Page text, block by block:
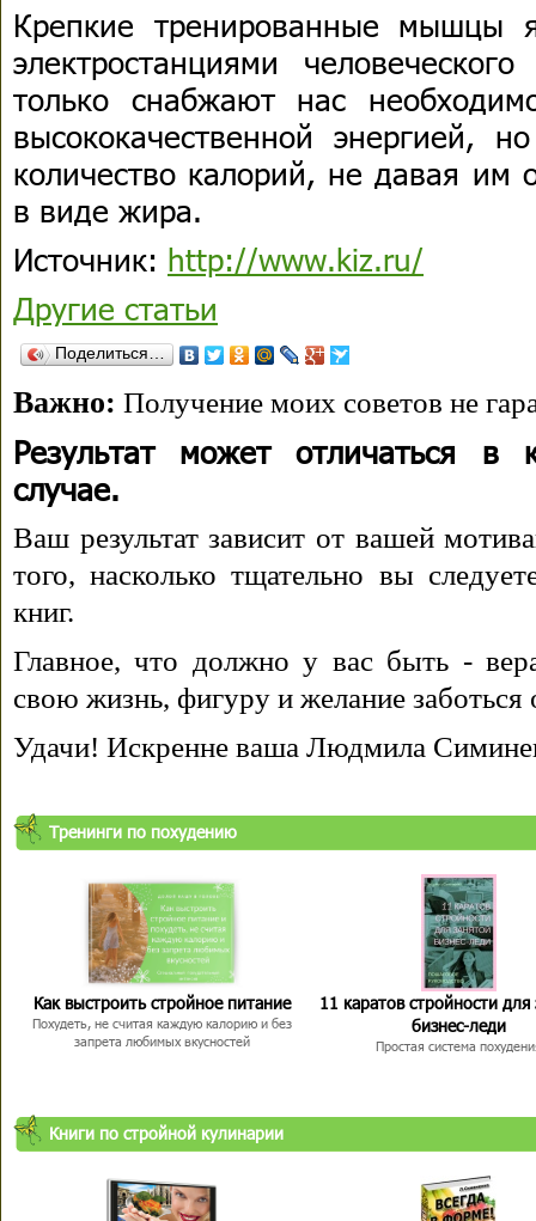
Крепкие тренированные мышцы
электростанциями
только снабжают нас
высококачественной энергией,
количество калорий, не давая им
в виде жира.
Источник: http://www.kiz.ru/
Другие статьи
Поделиться…
Важно: Получение моих советов не
Результат может отличаться в
случае.
Ваш результат зависит от вашей
того, насколько тщательно вы
книг.
Главное, что должно у вас быть -
свою жизнь, фигуру и желание заботься
Удачи! Искренне ваша Людмила
Тренинги по похудению
Как выстроить стройное питание
Похудеть, не считая каждую калорию и без
запрета любимых вкусностей
11 каратов стройности для
бизнес-леди
Простая система
Книги по стройной кулинарии